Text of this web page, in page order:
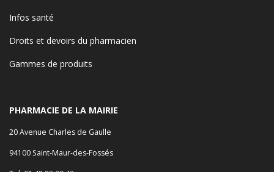
Infos santé
Droits et devoirs du pharmacien
Gammes de produits
PHARMACIE DE LA MAIRIE
20 Avenue Charles de Gaulle
94100 Saint-Maur-des-Fossés